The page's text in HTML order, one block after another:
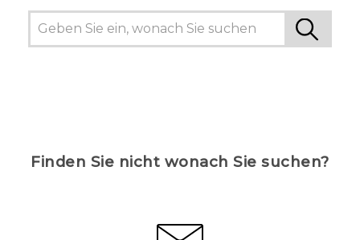
Finden Sie nicht wonach Sie suchen?